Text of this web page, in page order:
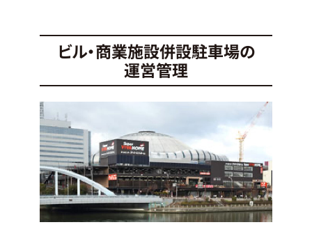
ビル・商業施設併設駐車場の
運営管理